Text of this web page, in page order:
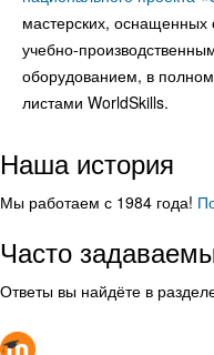
мастерских,
учебно-
оборудованием, в
листами WorldSkills.
Наша история
Мы работаем с 1984 года!
Часто
Ответы вы найдёте в